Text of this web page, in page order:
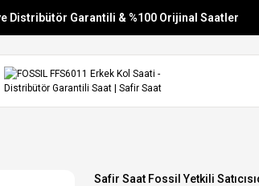
Distribütör Garantili & %100 Orijinal Saatler
Vade Farksız 6 Taksit
Aynı Gün Stoktan Gönderim
Safir Saat Fossil Yetkili